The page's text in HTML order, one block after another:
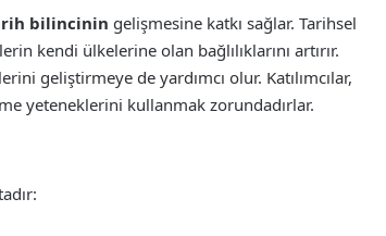
bilincinin gelişmesine katkı sağlar. Tarihsel
kendi ülkelerine olan bağlılıklarını artırır.
geliştirmeye de yardımcı olur. Katılımcılar,
yeteneklerini kullanmak zorundadırlar.